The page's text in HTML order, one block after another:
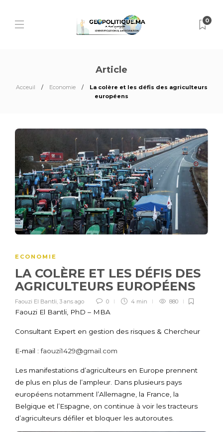
0
Article
Acceuil Economie
La colère et les défis des agriculteurs
européens
ECONOMIE
LA COLÈRE ET LES DÉFIS DES
AGRICULTEURS EUROPÉENS
Faouzi El Bantli, 3 ans ago 0 4 min 880
Faouzi El Bantli, PhD – MBA
Consultant Expert en gestion des risques & Chercheur
E-mail :faouzi1429@gmail.com
Les manifestations d’agriculteurs en Europe prennent
de plus en plus de l’ampleur. Dans plusieurs pays
européens notamment l’Allemagne, la France, la
Belgique et l’Espagne, on continue à voir les tracteurs
d’agriculteurs défiler et bloquer les autoroutes.